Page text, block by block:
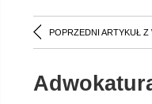
POPRZEDNI ARTYKUŁ Z